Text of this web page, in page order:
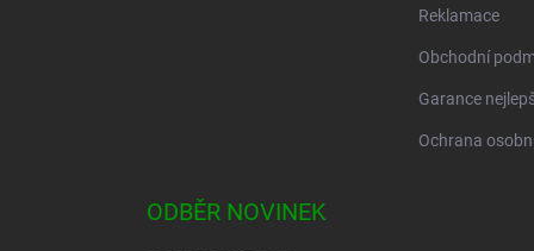
Reklamace
Obchodní
Garance
Ochrana
ODBĚR NOVINEK